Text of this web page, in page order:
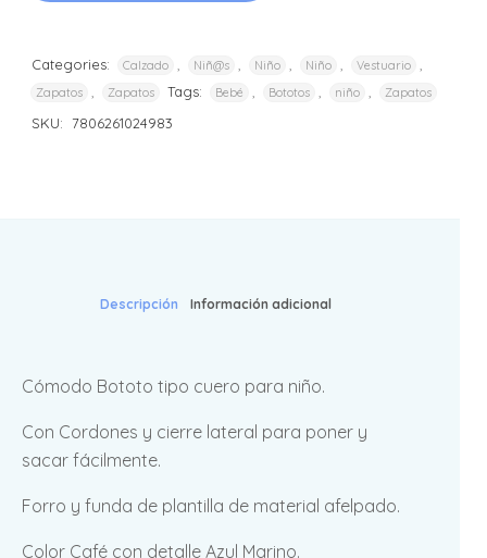
Categories: Calzado Niñ@s Niño Niño Vestuario
Zapatos Zapatos Tags: Bebé Bototos niño Zapatos
SKU: 7806261024983
Descripción Información adicional
Cómodo Bototo tipo cuero para niño.
Con Cordones y cierre lateral para poner y
sacar fácilmente.
Forro y funda de plantilla de material afelpado.
Color Café con detalle Azul Marino.